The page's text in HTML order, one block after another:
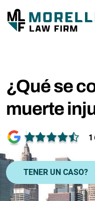
¿Qué se
muerte
TENER UN CASO?